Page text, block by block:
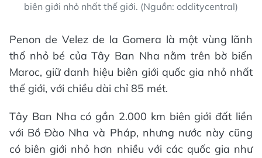
biên giới nhỏ nhất thế giới. (Nguồn: odditycentral)
Penon de Velez de la Gomera là một vùng lãnh
thổ nhỏ bé của Tây Ban Nha nằm trên bờ biển
Maroc, giữ danh hiệu biên giới quốc gia nhỏ nhất
thế giới, với chiều dài chỉ 85 mét.
Tây Ban Nha có gần 2.000 km biên giới đất liền
với Bồ Đào Nha và Pháp, nhưng nước này cũng
có biên giới nhỏ hơn nhiều với các quốc gia như